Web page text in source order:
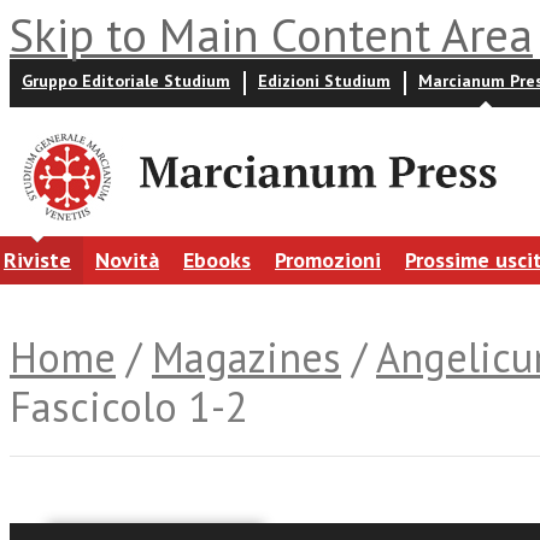
Skip to Main Content Area
Gruppo Editoriale Studium Edizioni Studium Marcianum
Riviste Novità Ebooks Promozioni Prossime
Home / Magazines /
Fascicolo 1-2